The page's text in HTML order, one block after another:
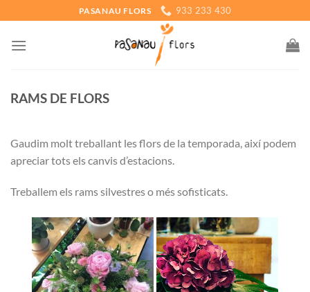
to
content
PASANAU FLORS 933 233 430
RAMS DE FLORS
Gaudim molt treballant les flors de la temporada, així podem
apreciar tots els canvis d’estacions.
Treballem els rams silvestres o més sofisticats.